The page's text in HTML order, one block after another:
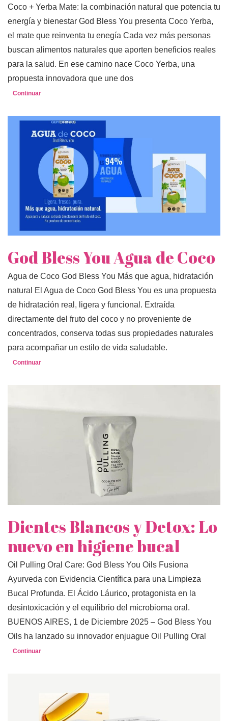
Coco + Yerba Mate: la combinación natural que potencia tu
energía y bienestar God Bless You presenta Coco Yerba,
el mate que reinventa tu enegía Cada vez más personas
buscan alimentos naturales que aporten beneficios reales
para la salud. En ese camino nace Coco Yerba, una
propuesta innovadora que une dos
Continuar
God Bless You Agua de Coco
Agua de Coco God Bless You Más que agua, hidratación
natural El Agua de Coco God Bless You es una propuesta
de hidratación real, ligera y funcional. Extraída
directamente del fruto del coco y no proveniente de
concentrados, conserva todas sus propiedades naturales
para acompañar un estilo de vida saludable.
Continuar
Dientes Blancos y Detox: Lo
nuevo en higiene bucal
Oil Pulling Oral Care: God Bless You Oils Fusiona
Ayurveda con Evidencia Científica para una Limpieza
Bucal Profunda. El Ácido Láurico, protagonista en la
desintoxicación y el equilibrio del microbioma oral.
BUENOS AIRES, 1 de Diciembre 2025 – God Bless You
Oils ha lanzado su innovador enjuague Oil Pulling Oral
Continuar